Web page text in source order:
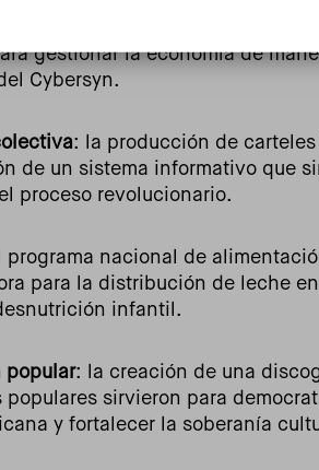
gestionar la economía de
Cybersyn.
: la producción de carteles
de un sistema informativo que
proceso revolucionario.
programa nacional de
para la distribución de leche
infantil.
popular: la creación de una
sirvieron para
y fortalecer la soberanía